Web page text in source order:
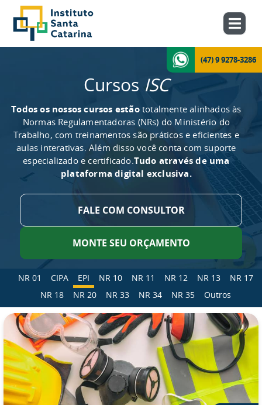
(47) 9 9278-3286
Cursos ISC
Todos os nossos cursos estãototalmente alinhados às
Normas Regulamentadoras (NRs) do Ministério do
Trabalho, com treinamentos são práticos e eficientes e
aulas interativas. Além disso você conta com suporte
especializado e certificado.Tudo através de uma
plataforma digital exclusiva.
FALE COM CONSULTOR
MONTE SEU ORÇAMENTO
NR 01 CIPA EPI NR 10 NR 11 NR 12 NR 13
NR 17
NR 18
NR 20 NR 33 NR 34 NR 35 Outros